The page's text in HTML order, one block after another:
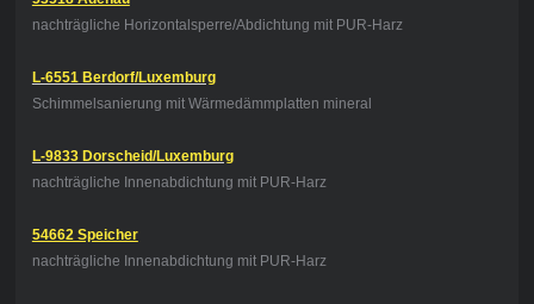
nachträgliche Horizontalsperre/Abdichtung mit PUR-Harz
L-6551 Berdorf/Luxemburg
Schimmelsanierung mit Wärmedämmplatten mineral
L-9833 Dorscheid/Luxemburg
nachträgliche Innenabdichtung mit PUR-Harz
54662 Speicher
nachträgliche Innenabdichtung mit PUR-Harz